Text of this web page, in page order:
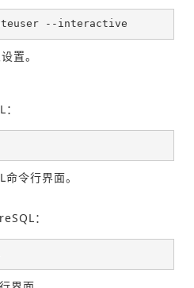
--interactive
置。
令行界面。
：